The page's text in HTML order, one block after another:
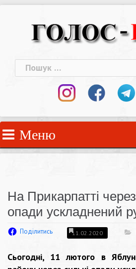
Пошук:
Меню
На Прикарпатті
опади ускладнений
Поділитись 11.02.2020
Сьогодні, 11 лютого в